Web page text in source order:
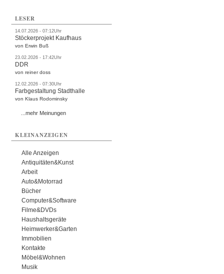
LESER
14.07.2026 - 07:12Uhr
Stöckerprojekt Kaufhaus
von Erwin Buß
23.02.2026 - 17:42Uhr
DDR
von reiner doss
12.02.2026 - 07:30Uhr
Farbgestaltung Stadthalle
von Klaus Rodominsky
...mehr Meinungen
KLEINANZEIGEN
Alle Anzeigen
Antiquitäten&Kunst
Arbeit
Auto&Motorrad
Bücher
Computer&Software
Filme&DVDs
Haushaltsgeräte
Heimwerker&Garten
Immobilien
Kontakte
Möbel&Wohnen
Musik